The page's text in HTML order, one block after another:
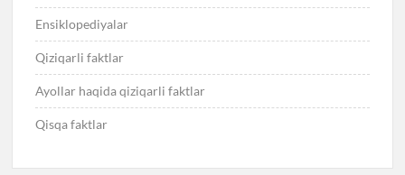
Ensiklopediyalar
Qiziqarli faktlar
Ayollar haqida qiziqarli faktlar
Qisqa faktlar